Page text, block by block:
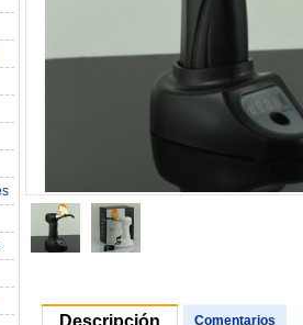
Descripción Comentarios